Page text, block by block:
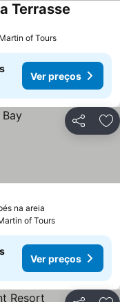
Terrasse
of Tours
Ver preços
Partilhar
na areia
of Tours
Ver preços